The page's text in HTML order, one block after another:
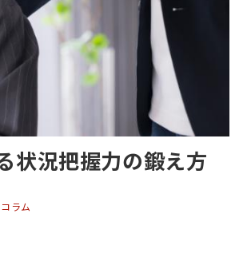
状況把握力の鍛え方
コラム